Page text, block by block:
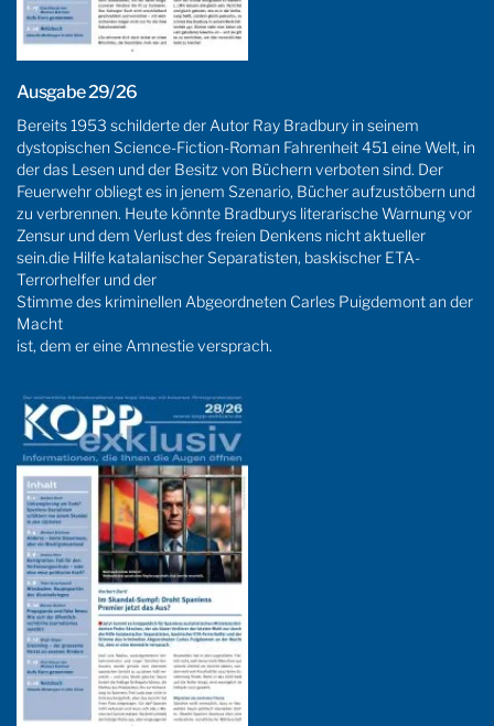
Ausgabe 29/26
Bereits 1953 schilderte der Autor Ray Bradbury in seinem
dystopischen Science-Fiction-Roman Fahrenheit 451 eine Welt, in
der das Lesen und der Besitz von Büchern verboten sind. Der
Feuerwehr obliegt es in jenem Szenario, Bücher aufzustöbern und
zu verbrennen. Heute könnte Bradburys literarische Warnung vor
Zensur und dem Verlust des freien Denkens nicht aktueller
sein.die Hilfe katalanischer Separatisten, baskischer ETA-
Terrorhelfer und der
Stimme des kriminellen Abgeordneten Carles Puigdemont an der
Macht
ist, dem er eine Amnestie versprach.